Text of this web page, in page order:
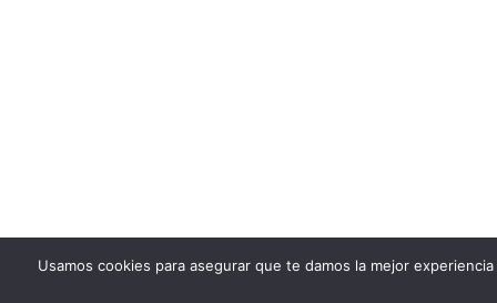
Usamos cookies para asegurar que te damos la mejor